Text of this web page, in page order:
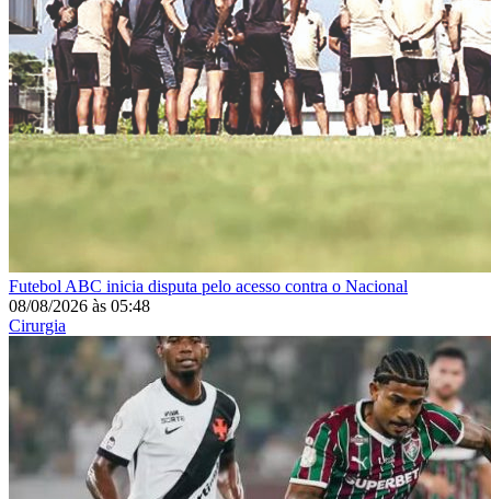
Futebol ABC inicia disputa pelo acesso contra o Nacional
08/08/2026 às 05:48
Cirurgia